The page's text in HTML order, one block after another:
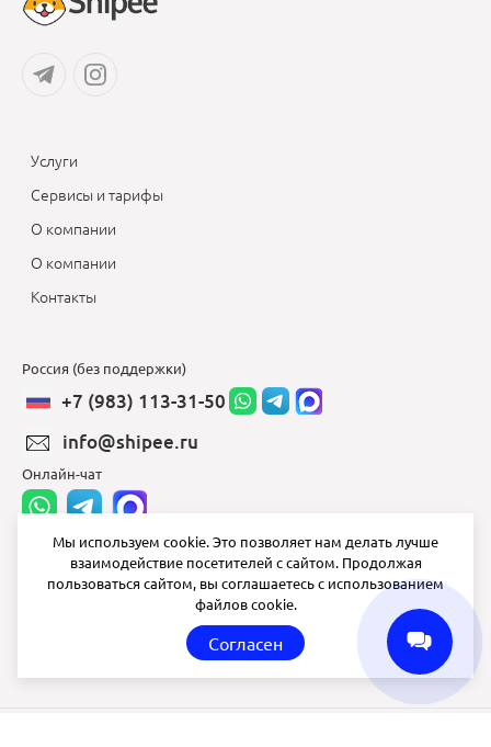
Услуги
Сервисы и тарифы
О компании
О компании
Контакты
Россия (без поддержки)
+7 (983) 113-31-50
info@shipee.ru
Онлайн-чат
info@shipee.ru
СБ ВС выходной
Мы используем cookie. Это позволяет нам делать лучше
взаимодействие посетителей с сайтом. Продолжая
пользоваться сайтом, вы соглашаетесь с использованием
файлов cookie.
Согласен